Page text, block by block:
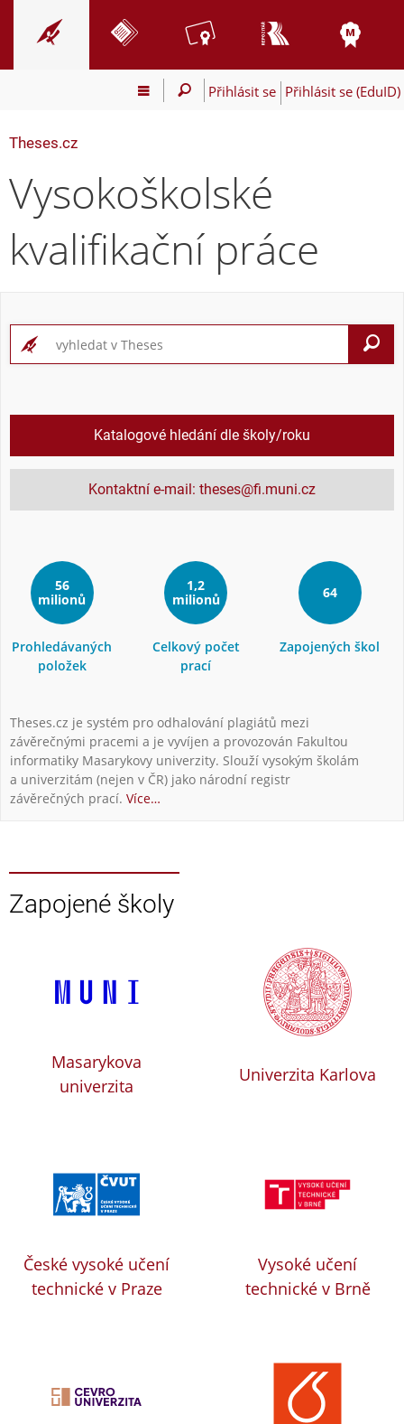
Přihlásit se Přihlásit se (EduID)
Theses.cz
Vysokoškolské
kvalifikační práce
Katalogové hledání dle školy/roku
Kontaktní e-mail: theses@fi.muni.cz
56
milionů
Prohledávaných
položek
1,2
milionů
Celkový počet
prací
64
Zapojených škol
Theses.cz je systém pro odhalování plagiátů mezi
závěrečnými pracemi a je vyvíjen a provozován Fakultou
informatiky Masarykovy univerzity. Slouží vysokým školám
a univerzitám (nejen v ČR) jako národní registr
závěrečných prací. Více…
Zapojené školy
Masarykova
univerzita
Univerzita Karlova
České vysoké učení
technické v Praze
Vysoké učení
technické v Brně